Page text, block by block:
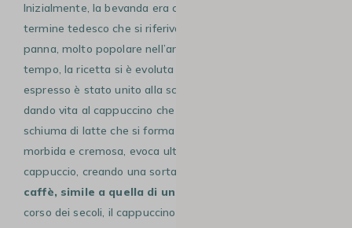
Inizialmente, la bevanda era chiamata “
termine tedesco che si riferiva a una miscela di caffè e
panna, molto popolare nell’area austro-ungarica, ma con il
tempo, la ricetta si è evoluta in Italia, dove il caffè
espresso è stato unito alla schiuma di latte montato,
dando vita al cappuccino che conosciamo oggi. La
schiuma di latte che si forma sulla superficie del caffè,
morbida e cremosa, evoca ulteriormente l’immagine di un
cappuccio, creando una sorta di “
caffè, simile a quella di un cappuccio sulla testa
corso dei secoli, il cappuccino è diventato un simbolo della